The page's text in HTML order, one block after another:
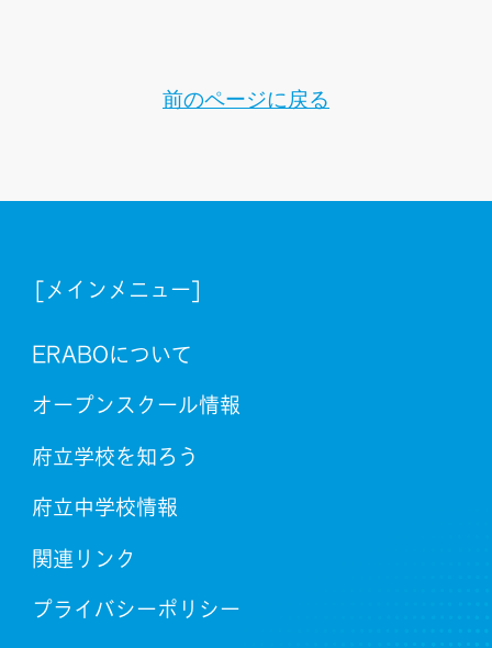
前のページに戻る
[メインメニュー]
ERABOについて
オープンスクール情報
府立学校を知ろう
府立中学校情報
関連リンク
プライバシーポリシー